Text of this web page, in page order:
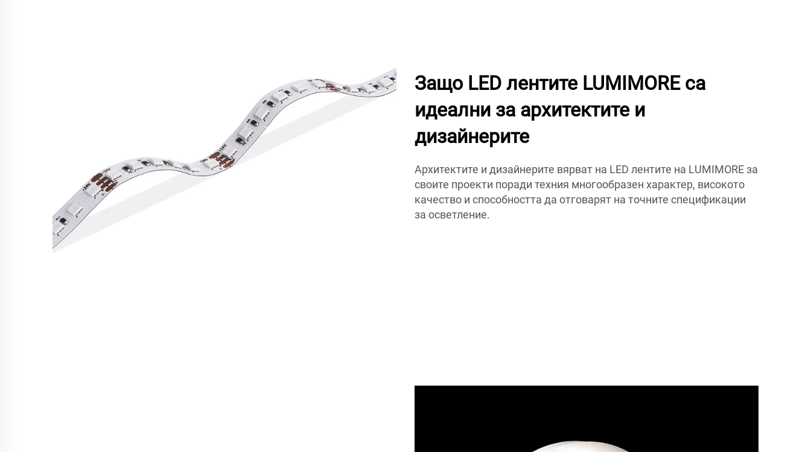
Защо LED лентите LUMIMORE са
идеални за архитектите и
дизайнерите
Архитектите и дизайнерите вярват на LED лентите на LUMIMORE за
своите проекти поради техния многообразен характер, високото
качество и способността да отговарят на точните спецификации
за осветление.